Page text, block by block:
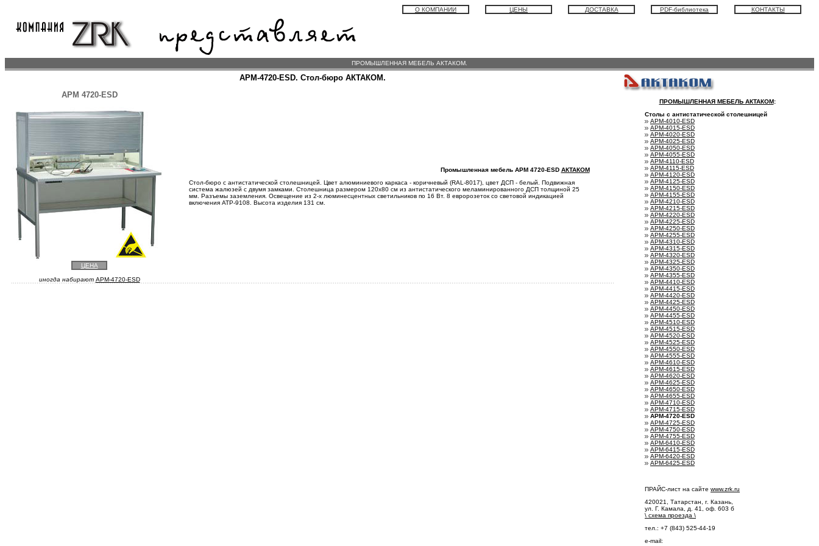
О КОМПАНИИ ЦЕНЫ ДОСТАВКА PDF-библиотека КОНТАКТЫ
ПРОМЫШЛЕННАЯ МЕБЕЛЬ АКТАКОМ.
АРМ-4720-ESD. Стол-бюро АКТАКОМ.
АРМ 4720-ESD
Промышленная мебель АРМ 4720-ESD АКТАКОМ
Стол-бюро с антистатической столешницей. Цвет алюминиевого каркаса - коричневый (RAL-8017), цвет ДСП - белый. Подвижная
система жалюзей с двумя замками. Столешница размером 120х80 см из антистатического меламинированного ДСП толщиной 25
мм. Разъемы заземления. Освещение из 2-х люминесцентных светильников по 16 Вт. 8 евророзеток со световой индикацией
включения АТР-9108. Высота изделия 131 см.
ЦЕНА
иногда набирают APM-4720-ESD
ПРОМЫШЛЕННАЯ МЕБЕЛЬ АКТАКОМ:
Столы с антистатической столешницей
АРМ-4010-ESD
АРМ-4015-ESD
АРМ-4020-ESD
АРМ-4025-ESD
АРМ-4050-ESD
АРМ-4055-ESD
АРМ-4110-ESD
АРМ-4115-ESD
АРМ-4120-ESD
АРМ-4125-ESD
АРМ-4150-ESD
АРМ-4155-ESD
АРМ-4210-ESD
АРМ-4215-ESD
АРМ-4220-ESD
АРМ-4225-ESD
АРМ-4250-ESD
АРМ-4255-ESD
АРМ-4310-ESD
АРМ-4315-ESD
АРМ-4320-ESD
АРМ-4325-ESD
АРМ-4350-ESD
АРМ-4355-ESD
АРМ-4410-ESD
АРМ-4415-ESD
АРМ-4420-ESD
АРМ-4425-ESD
АРМ-4450-ESD
АРМ-4455-ESD
АРМ-4510-ESD
АРМ-4515-ESD
АРМ-4520-ESD
АРМ-4525-ESD
АРМ-4550-ESD
АРМ-4555-ESD
АРМ-4610-ESD
АРМ-4615-ESD
АРМ-4620-ESD
АРМ-4625-ESD
АРМ-4650-ESD
АРМ-4655-ESD
АРМ-4710-ESD
АРМ-4715-ESD
АРМ-4720-ESD
АРМ-4725-ESD
АРМ-4750-ESD
АРМ-4755-ESD
АРМ-6410-ESD
АРМ-6415-ESD
АРМ-6420-ESD
АРМ-6425-ESD
ПРАЙС-лист на сайте www.zrk.ru
420021, Татарстан, г. Казань,
ул. Г. Камала, д. 41, оф. 603 б
\ схема проезда \
тел.: +7 (843) 525-44-19
e-mail: